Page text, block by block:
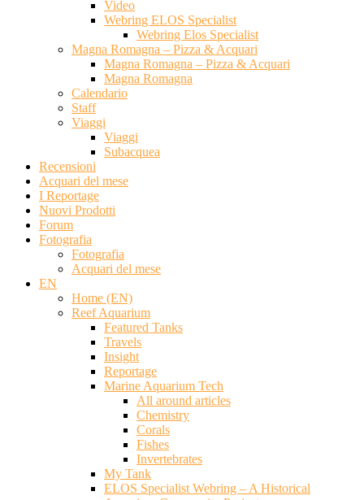
Video
Webring ELOS Specialist
Webring Elos Specialist
Magna Romagna – Pizza & Acquari
Magna Romagna – Pizza & Acquari
Magna Romagna
Calendario
Staff
Viaggi
Viaggi
Subacquea
Recensioni
Acquari del mese
I Reportage
Nuovi Prodotti
Forum
Fotografia
Fotografia
Acquari del mese
EN
Home (EN)
Reef Aquarium
Featured Tanks
Travels
Insight
Reportage
Marine Aquarium Tech
All around articles
Chemistry
Corals
Fishes
Invertebrates
My Tank
ELOS Specialist Webring – A Historical